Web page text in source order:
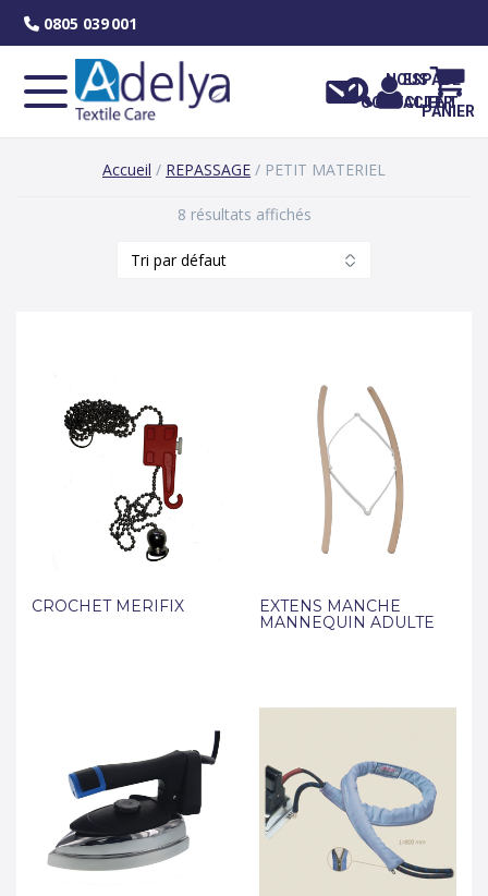
0805 039 001
NOUS
CONTACTER
ESPACE
CLIENT
PANIER
Accueil / REPASSAGE / PETIT MATERIEL
8 résultats affichés
CROCHET MERIFIX
EXTENS MANCHE
MANNEQUIN ADULTE